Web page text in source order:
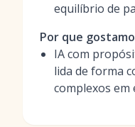
equilíbrio de
Por que
IA com
lida de forma
complexos em